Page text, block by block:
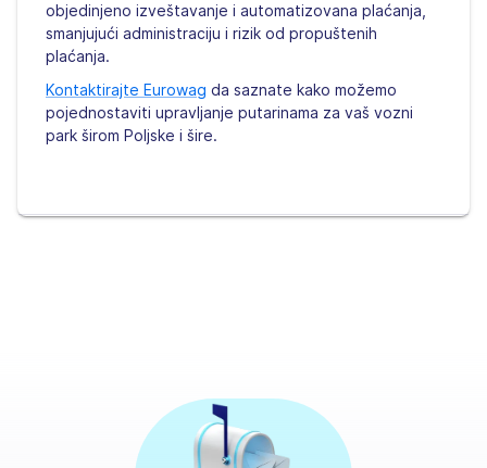
objedinjeno izveštavanje i automatizovana plaćanja,
smanjujući administraciju i rizik od propuštenih
plaćanja.
Kontaktirajte Eurowag da saznate kako možemo
pojednostaviti upravljanje putarinama za vaš vozni
park širom Poljske i šire.